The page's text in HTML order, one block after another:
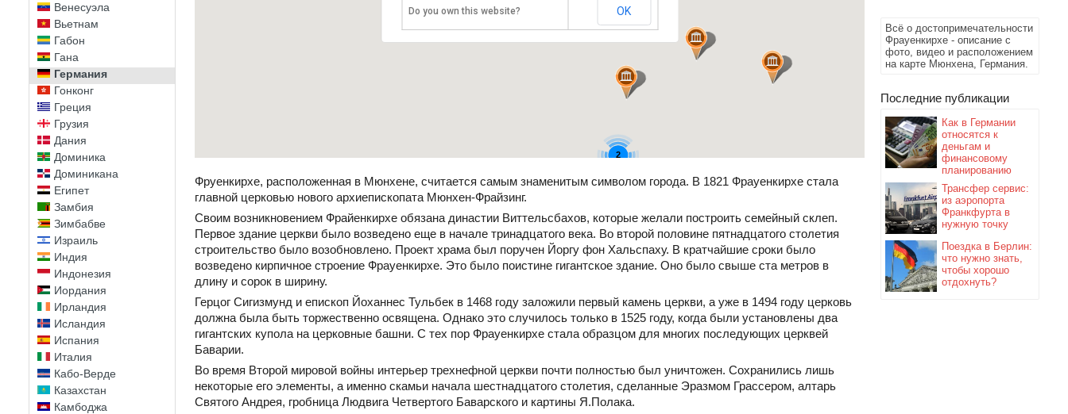
Венесуэла
Вьетнам
Габон
Гана
Германия
Гонконг
Греция
Грузия
Дания
Доминика
Доминикана
Египет
Замбия
Зимбабве
Израиль
Индия
Индонезия
Иордания
Ирландия
Исландия
Испания
Италия
Кабо-Верде
Казахстан
Камбоджа
Всё о достопримечательности
Фрауенкирхе - описание с
фото, видео и расположением
на карте Мюнхена, Германия.
Последние публикации
Как в Германии
относятся к
деньгам и
финансовому
планированию
Трансфер сервис:
из аэропорта
Франкфурта в
нужную точку
Поездка в Берлин:
что нужно знать,
чтобы хорошо
отдохнуть?
2
Do you own this website? OK
Фруенкирхе, расположенная в Мюнхене, считается самым знаменитым символом города. В 1821 Фрауенкирхе стала
главной церковью нового архиепископата Мюнхен-Фрайзинг.
Своим возникновением Фрайенкирхе обязана династии Виттельсбахов, которые желали построить семейный склеп.
Первое здание церкви было возведено еще в начале тринадцатого века. Во второй половине пятнадцатого столетия
строительство было возобновлено. Проект храма был поручен Йоргу фон Хальспаху. В кратчайшие сроки было
возведено кирпичное строение Фрауенкирхе. Это было поистине гигантское здание. Оно было свыше ста метров в
длину и сорок в ширину.
Герцог Сигизмунд и епископ Йоханнес Тульбек в 1468 году заложили первый камень церкви, а уже в 1494 году церковь
должна была быть торжественно освящена. Однако это случилось только в 1525 году, когда были установлены два
гигантских купола на церковные башни. С тех пор Фрауенкирхе стала образцом для многих последующих церквей
Баварии.
Во время Второй мировой войны интерьер трехнефной церкви почти полностью был уничтожен. Сохранились лишь
некоторые его элементы, а именно скамьи начала шестнадцатого столетия, сделанные Эразмом Грассером, алтарь
Святого Андрея, гробница Людвига Четвертого Баварского и картины Я.Полака.